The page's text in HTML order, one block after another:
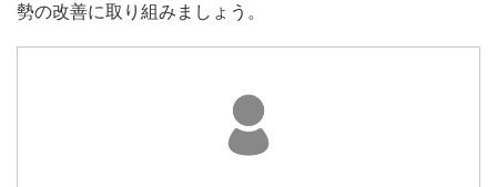
勢の改善に取り組みましょう。